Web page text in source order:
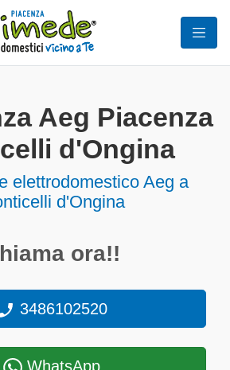
Aeg Piacenza
d'Ongina
elettrodomestico Aeg a
d'Ongina
ora!!
3486102520
WhatsApp